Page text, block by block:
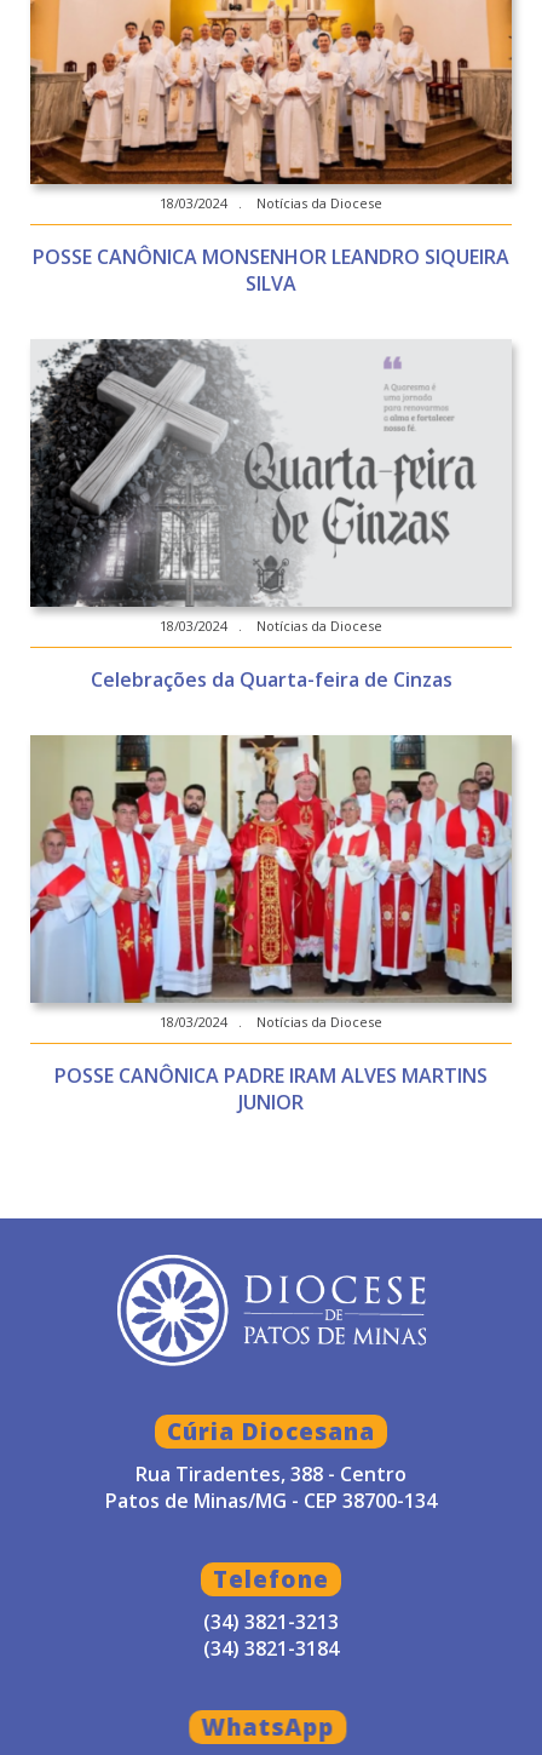
18/03/2024 . Notícias da Diocese
POSSE CANÔNICA MONSENHOR LEANDRO SIQUEIRA
SILVA
18/03/2024 . Notícias da Diocese
Celebrações da Quarta-feira de Cinzas
18/03/2024 . Notícias da Diocese
POSSE CANÔNICA PADRE IRAM ALVES MARTINS
JUNIOR
Cúria Diocesana
Rua Tiradentes, 388 - Centro
Patos de Minas/MG - CEP 38700-134
Telefone
(34) 3821-3213
(34) 3821-3184
WhatsApp